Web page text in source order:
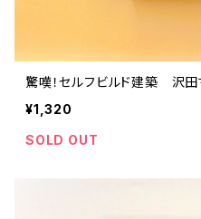
驚嘆！セルフビルド建築 沢田
¥1,320
SOLD OUT